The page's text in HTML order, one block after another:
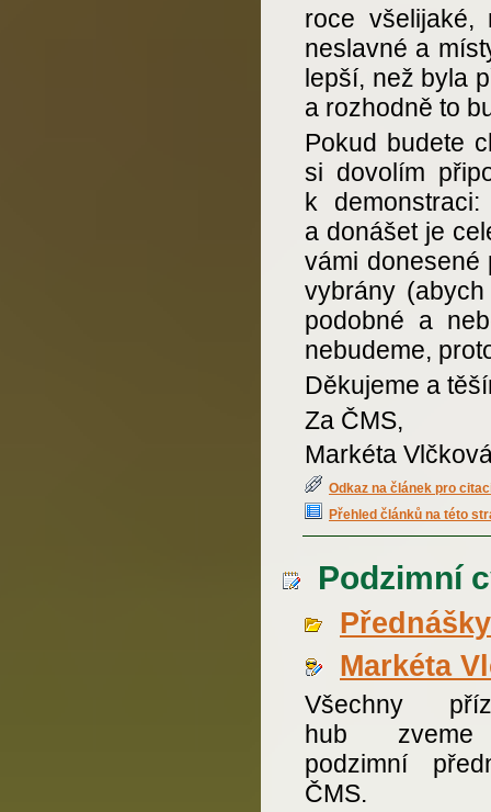
roce
neslavné a
lepší, než byla
a rozhodně to
Pokud budete
si dovolím
k
a donášet je
vámi donesené
vybrány
podobné a
nebudeme,
Děkujeme a
Za ČMS,
Markéta
Odkaz na článek pro
Přehled článků na této
Podzimní
Přednášky
Markéta
Všechny
hub
podzimní
ČMS.